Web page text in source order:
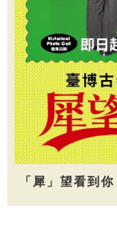
「犀」望看到